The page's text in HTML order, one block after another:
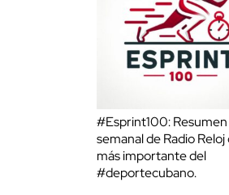
#Esprint100: Resumen
semanal de Radio Reloj
más importante del
#deportecubano.